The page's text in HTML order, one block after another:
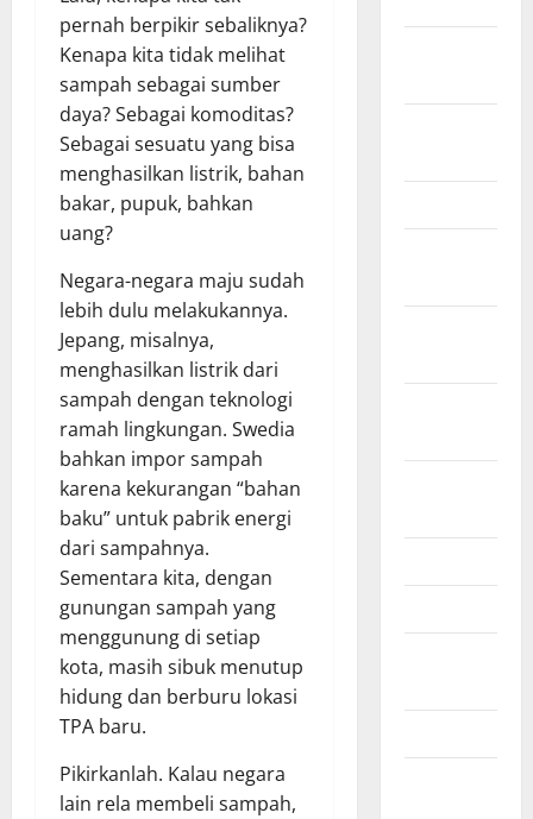
pernah berpikir sebaliknya?
Kenapa kita tidak melihat
sampah sebagai sumber
daya? Sebagai komoditas?
Sebagai sesuatu yang bisa
menghasilkan listrik, bahan
bakar, pupuk, bahkan
uang?
Negara-negara maju sudah
lebih dulu melakukannya.
Jepang, misalnya,
menghasilkan listrik dari
sampah dengan teknologi
ramah lingkungan. Swedia
bahkan impor sampah
karena kekurangan “bahan
baku” untuk pabrik energi
dari sampahnya.
Sementara kita, dengan
gunungan sampah yang
menggunung di setiap
kota, masih sibuk menutup
hidung dan berburu lokasi
TPA baru.
Pikirkanlah. Kalau negara
lain rela membeli sampah,